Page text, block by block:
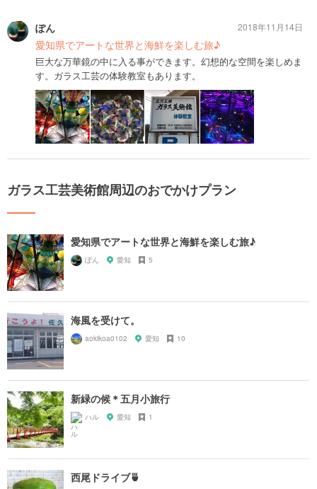
ぽん
愛知県でアートな世界と海鮮を楽しむ旅♪
巨大な万華鏡の中に入る事ができます。幻想的な空間を楽しめま
す。ガラス工芸の体験教室もあります。
2018年11月14日
ガラス工芸美術館周辺のおでかけプラン
愛知県でアートな世界と海鮮を楽しむ旅♪
ぽん 愛知 5
海風を受けて。
aokikoa0102 愛知 10
新緑の候＊五月小旅行
ハル 愛知 1
西尾ドライブ🍵